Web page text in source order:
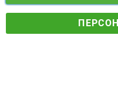
© 2025 Ogradina.bg Всички
a
Електронен